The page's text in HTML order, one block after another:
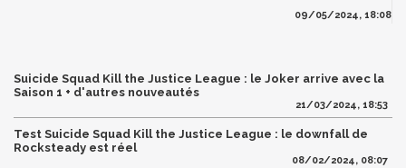
09/05/2024, 18:08
Suicide Squad Kill the Justice League : le Joker arrive avec la
Saison 1 + d'autres nouveautés
21/03/2024, 18:53
Test Suicide Squad Kill the Justice League : le downfall de
Rocksteady est réel
08/02/2024, 08:07